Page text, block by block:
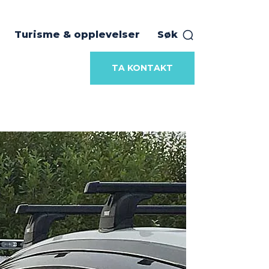
Turisme & opplevelser Søk
TA KONTAKT